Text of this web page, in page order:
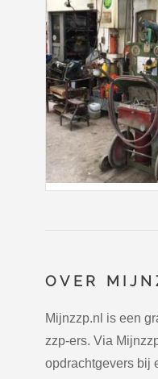
OVER
Mijnzzp.nl is een
zzp-ers. Via
opdrachtgevers bij